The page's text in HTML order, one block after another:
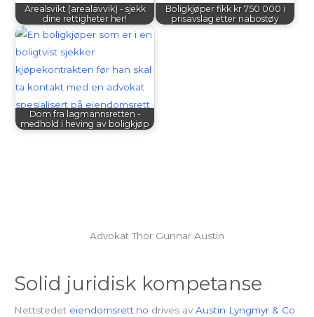
Arealsvikt (arealavvik) - sjekk
dine rettigheter her!
Boligkjøper fikk kr 750 000 i
prisavslag etter nabostøy
Dom fra lagmannsretten -
medhold i heving av boligkjøp
Advokat Thor Gunnar Austin
Solid juridisk kompetanse
Nettstedet eiendomsrett.no drives av Austin Lyngmyr & Co